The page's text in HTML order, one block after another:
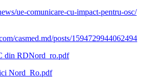
ue-comunicare-cu-impact-pentru-osc/
casmed.md/posts/1594729944062494
din RDNord_ro.pdf
Nord_Ro.pdf